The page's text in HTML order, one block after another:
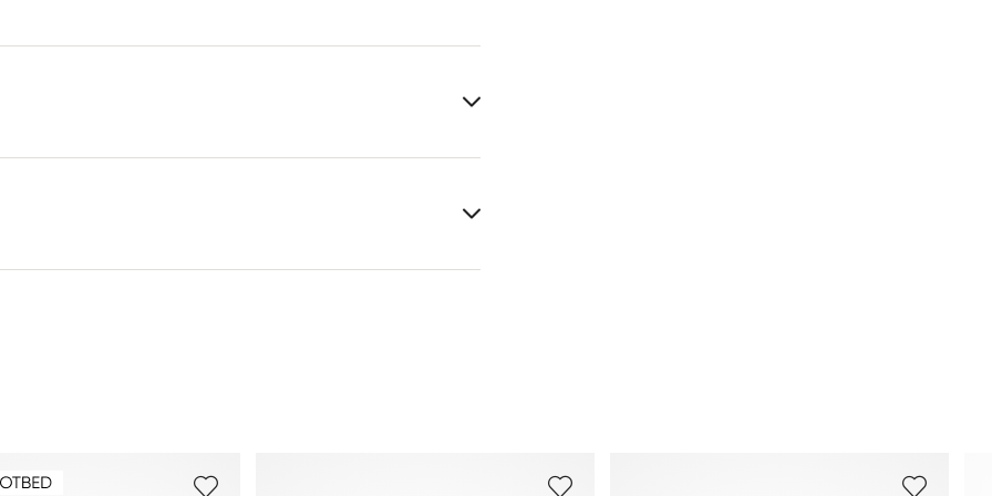
Dessus:
Cuir lisse
Tu trouveras plus d'informations sur le sujet dans la